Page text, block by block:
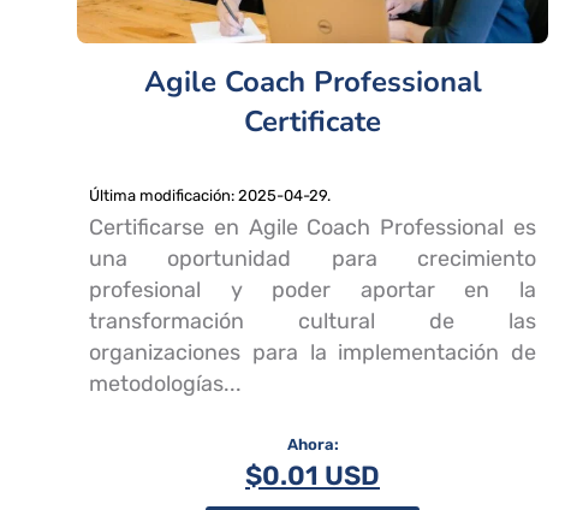
Agile Coach Professional
Certificate
Última modificación: 2025-04-29.
Certificarse en Agile Coach Professional es
una oportunidad para crecimiento
profesional y poder aportar en la
transformación cultural de las
organizaciones para la implementación de
metodologías...
$0.01 USD